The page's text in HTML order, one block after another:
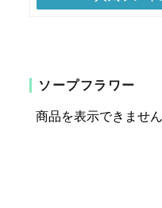
ソープフラワー